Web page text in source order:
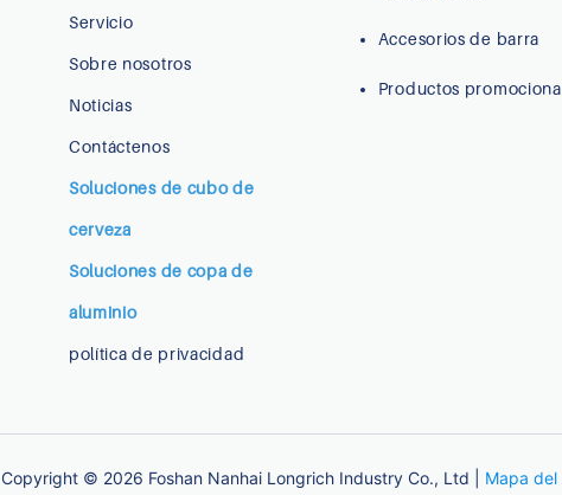
Servicio
Sobre nosotros
Noticias
Contáctenos
Soluciones de cubo de
cerveza
Soluciones de copa de
aluminio
política de privacidad
Accesorios de barra
Productos
Copyright © 2026 Foshan Nanhai Longrich Industry Co., Ltd | Mapa del